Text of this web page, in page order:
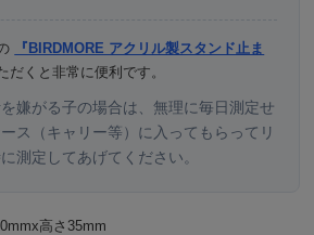
『BIRDMORE アクリル製スタンド止ま
だくと非常に便利です。
嫌がる子の場合は、無理に毎日測定せ
ス（キャリー等）に入ってもらってリ
測定してあげてください。
高さ35mm